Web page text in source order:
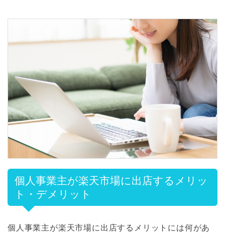
個人事業主が楽天市場に出店するメリッ
ト・デメリット
個人事業主が楽天市場に出店するメリットには何があ